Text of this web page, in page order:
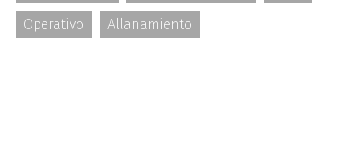
Operativo
Allanamiento